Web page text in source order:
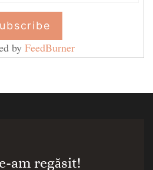
by FeedBurner
am regăsit!